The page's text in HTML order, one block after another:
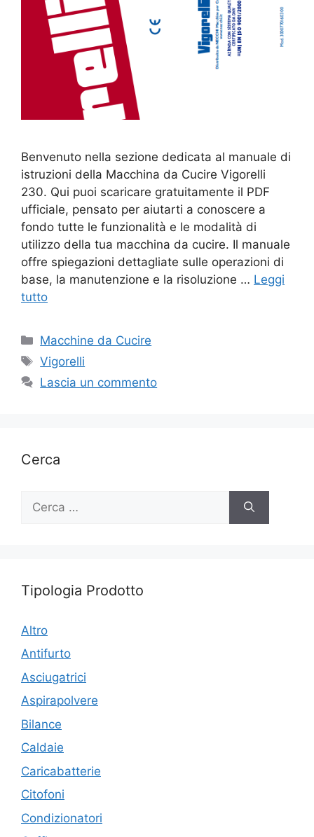
Benvenuto nella sezione dedicata al manuale di
istruzioni della Macchina da Cucire Vigorelli
230. Qui puoi scaricare gratuitamente il PDF
ufficiale, pensato per aiutarti a conoscere a
fondo tutte le funzionalità e le modalità di
utilizzo della tua macchina da cucire. Il manuale
offre spiegazioni dettagliate sulle operazioni di
base, la manutenzione e la risoluzione … Leggi
tutto
Categorie
Macchine da Cucire
Tag
Vigorelli
Lascia un commento
Cerca
per:
Tipologia Prodotto
Altro
Antifurto
Asciugatrici
Aspirapolvere
Bilance
Caldaie
Caricabatterie
Citofoni
Condizionatori